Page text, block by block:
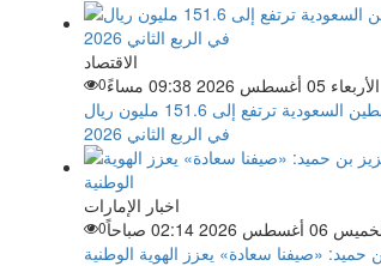
الاقتصاد
الأربعاء 05 أغسطس 2026 09:38 مساءً
0
أرباح البابطين السعودية ترتفع إلى 151.6 مليون ريال
في الربع الثاني 2026
اخبار الإمارات
06 أغسطس 2026 02:14 صباحاً
0
حميد: «صيفنا سعادة» يعزز الهوية الوطنية